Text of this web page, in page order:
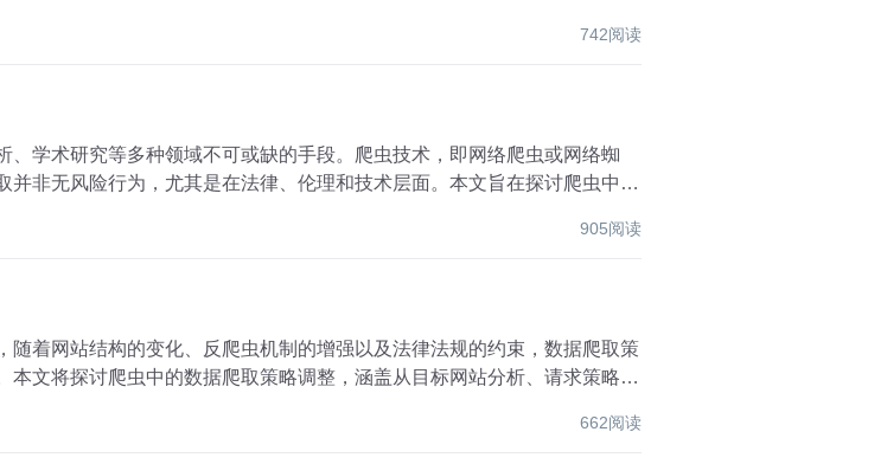
742阅读
学术研究等多种领域不可或缺的手段。爬虫技术，即网络爬虫或网络蜘
非无风险行为，尤其是在法律、伦理和技术层面。本文旨在探讨爬虫中的
905阅读
着网站结构的变化、反爬虫机制的增强以及法律法规的约束，数据爬取策
文将探讨爬虫中的数据爬取策略调整，涵盖从目标网站分析、请求策略优
662阅读